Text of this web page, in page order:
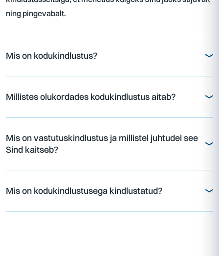
ning pingevabalt.
Mis on kodukindlustus?
Millistes olukordades kodukindlustus aitab?
Mis on vastutuskindlustus ja millistel juhtudel see
Sind kaitseb?
Mis on kodukindlustusega kindlustatud?